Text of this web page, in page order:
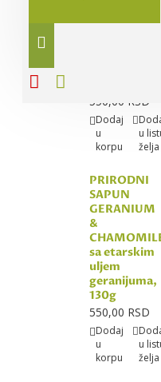
sa
550,00 RSD
Dodaj
u
korpu
u
želja
PRIRODNI
SAPUN
GERANIUM
&
sa etarskim
uljem
geranijuma,
130g
550,00 RSD
Dodaj
u
korpu
u
želja